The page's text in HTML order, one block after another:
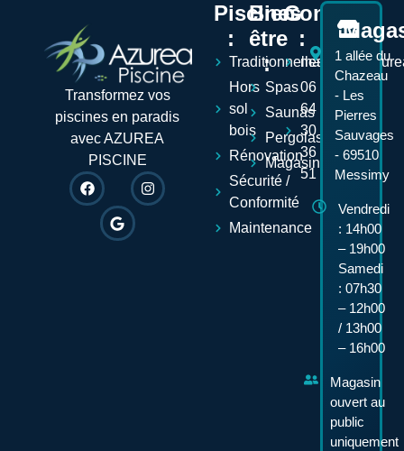
Transformez vos
piscines en paradis
avec AZUREA
PISCINE
Piscines
:
Traditionnelles
Hors
sol
bois
Rénovation
Sécurité /
Conformité
Maintenance
Bien-
être
:
Spas
Saunas
Pergolas
Magasin
Contact
:
06
64
30
36
51
1 allée du
Chazeau
- Les
Pierres
Sauvages
- 69510
Messimy
Vendredi
: 14h00
– 19h00
Samedi
: 07h30
– 12h00
/ 13h00
– 16h00
Magasin
ouvert au
public
uniquement